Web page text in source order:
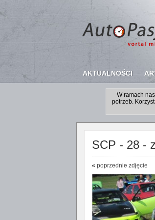
AKTUALNOŚCI
W ramach
potrzeb.
SCP - 28 -
« poprzednie zdjęcie